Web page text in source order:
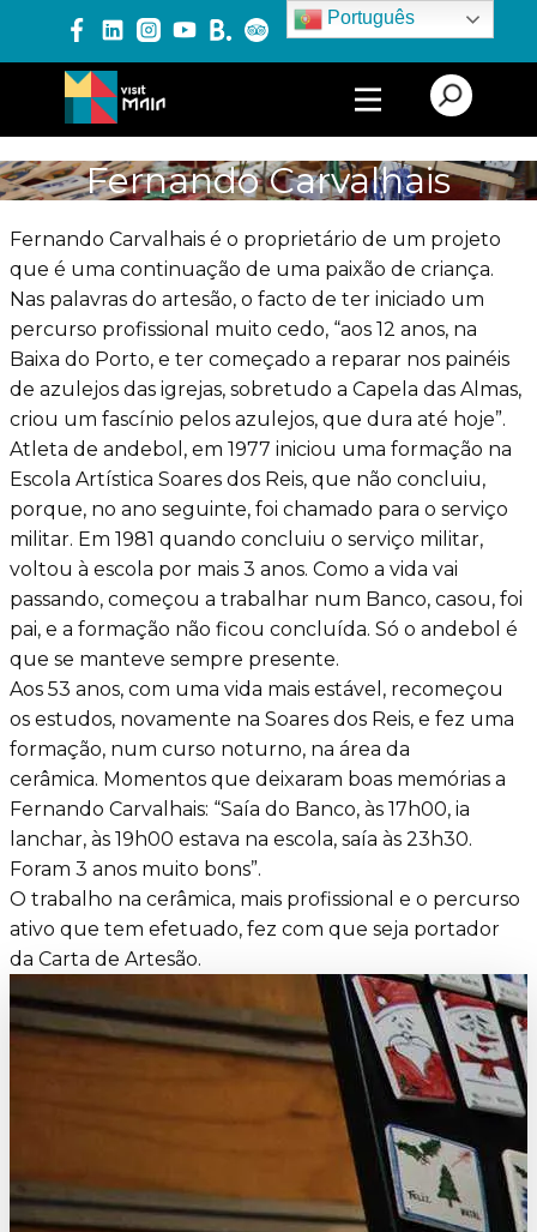
Português
PRODUTOS E SERVIÇOS
EVENTOS
BLOG
Fernando Carvalhais
Fernando Carvalhais é o proprietário de um projeto
que é uma continuação de uma paixão de criança.
Nas palavras do artesão, o facto de ter iniciado um
percurso profissional muito cedo, “aos 12 anos, na
Baixa do Porto, e ter começado a reparar nos painéis
de azulejos das igrejas, sobretudo a Capela das Almas,
criou um fascínio pelos azulejos, que dura até hoje”.
Atleta de andebol, em 1977 iniciou uma formação na
Escola Artística Soares dos Reis, que não concluiu,
porque, no ano seguinte, foi chamado para o serviço
militar. Em 1981 quando concluiu o serviço militar,
voltou à escola por mais 3 anos. Como a vida vai
passando, começou a trabalhar num Banco, casou, foi
pai, e a formação não ficou concluída. Só o andebol é
que se manteve sempre presente.
Aos 53 anos, com uma vida mais estável, recomeçou
os estudos, novamente na Soares dos Reis, e fez uma
formação, num curso noturno, na área da
cerâmica. Momentos que deixaram boas memórias a
Fernando Carvalhais: “Saía do Banco, às 17h00, ia
lanchar, às 19h00 estava na escola, saía às 23h30.
Foram 3 anos muito bons”.
O trabalho na cerâmica, mais profissional e o percurso
ativo que tem efetuado, fez com que seja portador
da Carta de Artesão.